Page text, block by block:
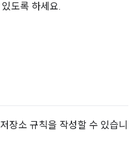
도록 하세요.
장소 규칙을 작성할 수 있습니